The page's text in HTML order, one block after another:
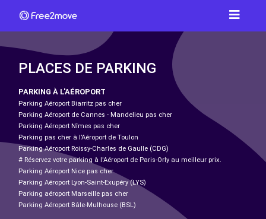
PLACES DE PARKING
PARKING À L'AÉROPORT
Parking Aéroport Biarritz pas cher
Parking Aéroport de Cannes - Mandelieu pas cher
Parking Aéroport Nîmes pas cher
Parking pas cher à l’Aéroport de Toulon
Parking Aéroport Roissy-Charles de Gaulle (CDG)
# Réservez votre parking à l'Aéroport de Paris-Orly au meilleur prix.
Parking Aéroport Nice pas cher
Parking Aéroport Lyon-Saint-Exupéry (LYS)
Parking aéroport Marseille pas cher
Parking Aéroport Bâle-Mulhouse (BSL)